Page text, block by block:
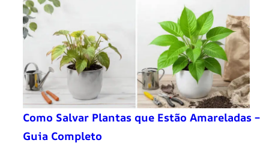
Como Salvar Plantas que Estão Amareladas –
Guia Completo